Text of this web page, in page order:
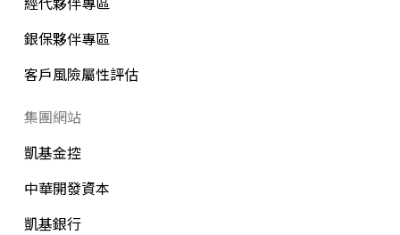
銀保夥伴專區
客戶風險屬性評估
集團網站
凱基金控
中華開發資本
凱基銀行